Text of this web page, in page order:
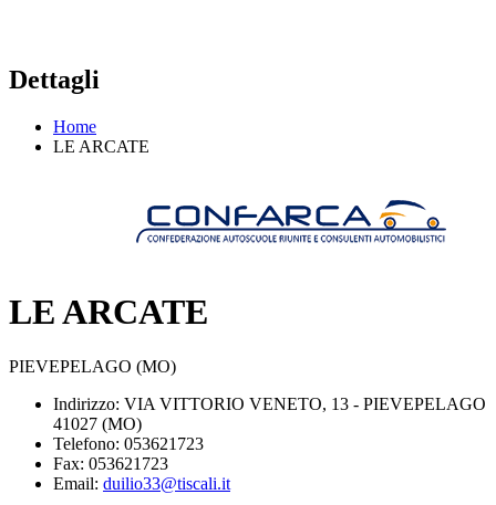
Dettagli
Home
LE ARCATE
LE ARCATE
PIEVEPELAGO (MO)
Indirizzo: VIA VITTORIO VENETO, 13 - PIEVEPELAGO
41027 (MO)
Telefono: 053621723
Fax: 053621723
Email: duilio33@tiscali.it